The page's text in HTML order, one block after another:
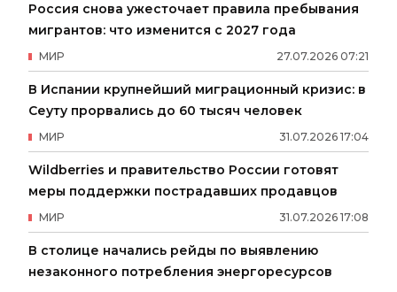
Россия снова ужесточает правила пребывания
мигрантов: что изменится с 2027 года
27.07.2026 07:21
МИР
В Испании крупнейший миграционный кризис: в
Сеуту прорвались до 60 тысяч человек
31.07.2026 17:04
МИР
Wildberries и правительство России готовят
меры поддержки пострадавших продавцов
31.07.2026 17:08
МИР
В столице начались рейды по выявлению
незаконного потребления энергоресурсов